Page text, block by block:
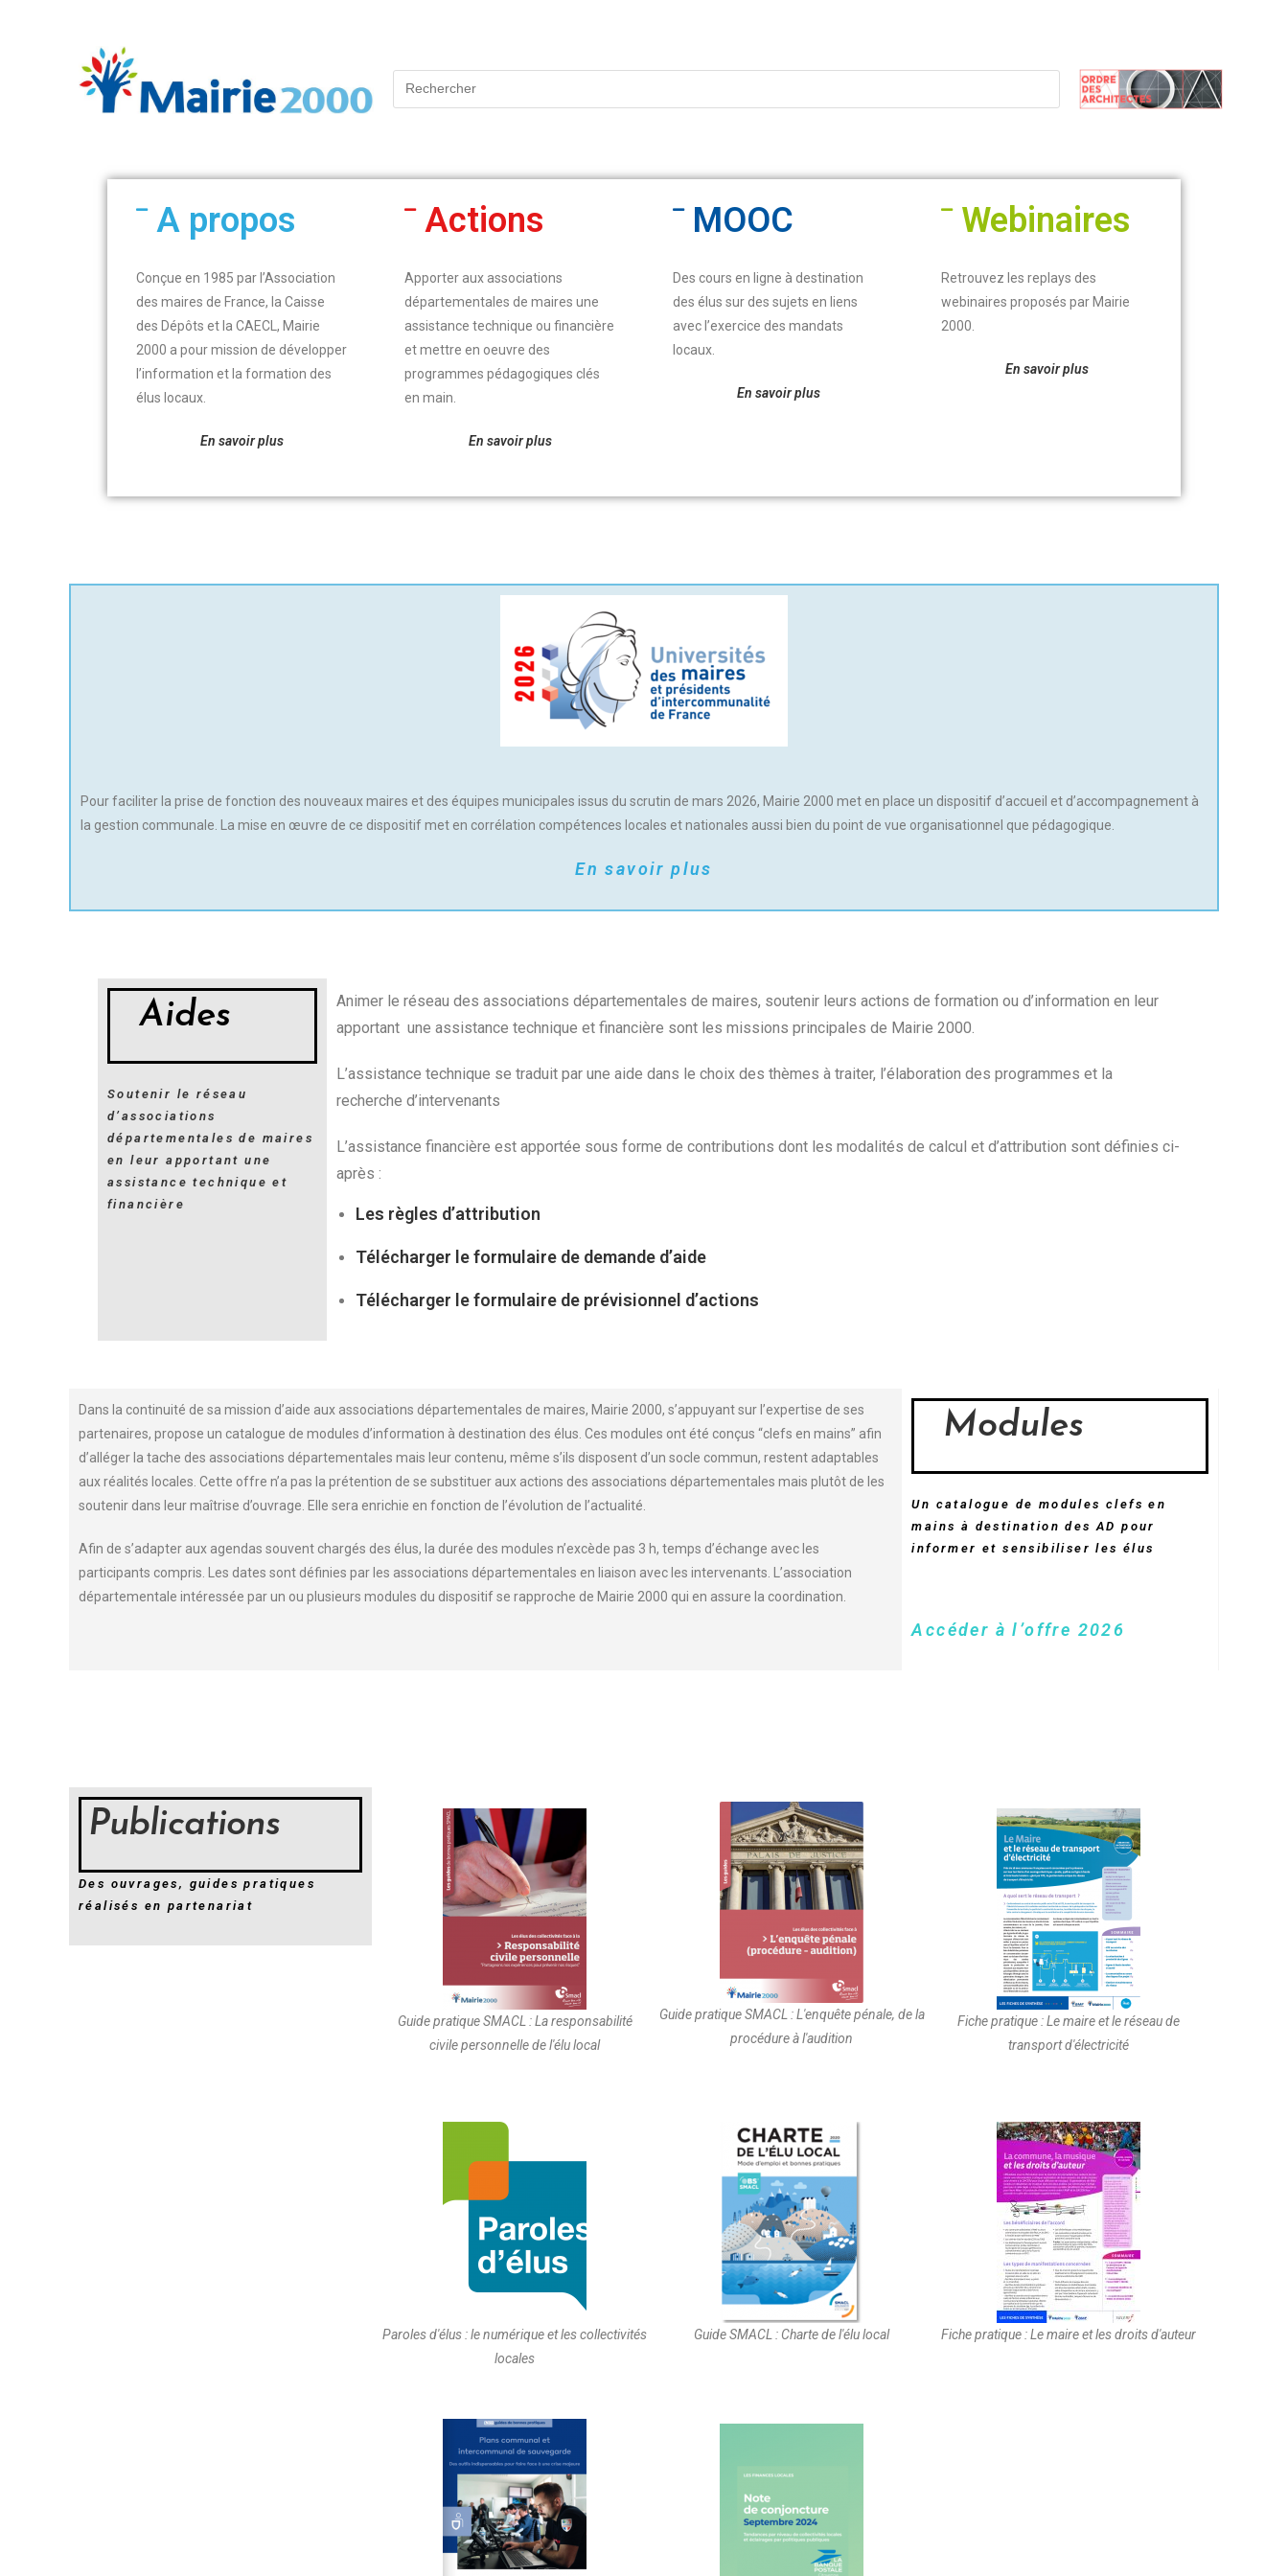
A propos
Conçue en 1985 par l’Association
des maires de France, la Caisse
des Dépôts et la CAECL, Mairie
2000 a pour mission de développer
l’information et la formation des
élus locaux.
En savoir plus
Actions
Apporter aux associations
départementales de maires une
assistance technique ou financière
et mettre en oeuvre des
programmes pédagogiques clés
en main
En savoir plus
MOOC
Des cours en ligne à destination
des élus sur des sujets en liens
avec l’exercice des mandats
locaux
En savoir plus
Webinaires
Retrouvez les replays des
webinaires proposés par Mairie
2000
En savoir plus
Pour faciliter la prise de fonction des nouveaux maires et des équipes municipales issus du scrutin de mars 2026, Mairie 2000 met en place un dispositif d’accueil et d’accompagnement à
la gestion communale. La mise en œuvre de ce dispositif met en corrélation compétences locales et nationales aussi bien du point de vue organisationnel que pédagogique.
En savoir plus
Aides
Soutenir le réseau
d’associations
départementales de maires
en leur apportant une
assistance technique et
financière
Animer le réseau des associations départementales de maires, soutenir leurs actions de formation ou d’information en leur
apportant une assistance technique et financière sont les missions principales de Mairie 2000.
L’assistance technique se traduit par une aide dans le choix des thèmes à traiter, l’élaboration des programmes et la
recherche d’intervenants
L’assistance financière est apportée sous forme de contributions dont les modalités de calcul et d’attribution sont définies ci-
après :
Les règles d’attribution
Télécharger le formulaire de demande d’aide
Télécharger le formulaire de prévisionnel d’actions
Dans la continuité de sa mission d’aide aux associations départementales de maires, Mairie 2000, s’appuyant sur l’expertise de ses
partenaires, propose un catalogue de modules d’information à destination des élus. Ces modules ont été conçus “clefs en mains” afin
d’alléger la tache des associations départementales mais leur contenu, même s’ils disposent d’un socle commun, restent adaptables
aux réalités locales. Cette offre n’a pas la prétention de se substituer aux actions des associations départementales mais plutôt de les
soutenir dans leur maîtrise d’ouvrage. Elle sera enrichie en fonction de l’évolution de l’actualité.
Afin de s’adapter aux agendas souvent chargés des élus, la durée des modules n’excède pas 3 h, temps d’échange avec les
participants compris. Les dates sont définies par les associations départementales en liaison avec les intervenants. L’association
départementale intéressée par un ou plusieurs modules du dispositif se rapproche de Mairie 2000 qui en assure la coordination.
Modules
Un catalogue de modules clefs en
mains à destination des AD pour
informer et sensibiliser les élus
Accéder à l’offre 2026
Publications
Des ouvrages, guides pratiques
réalisés en partenariat
Guide pratique SMACL : La responsabilité
civile personnelle de l'élu local
Guide pratique SMACL : L'enquête pénale, de la
procédure à l'audition
Fiche pratique : Le maire et le réseau de
transport d'électricité
Paroles d'élus : le numérique et les collectivités
locales
Guide SMACL : Charte de l'élu local Fiche pratique : Le maire et les droits d'auteur